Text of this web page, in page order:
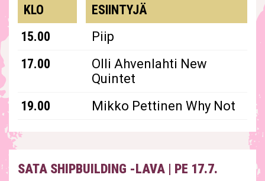
KLO
ESIINTYJÄ
15.00
Piip
17.00
Olli Ahvenlahti New
Quintet
19.00
Mikko Pettinen Why Not
SATA SHIPBUILDING -LAVA | PE 17.7.